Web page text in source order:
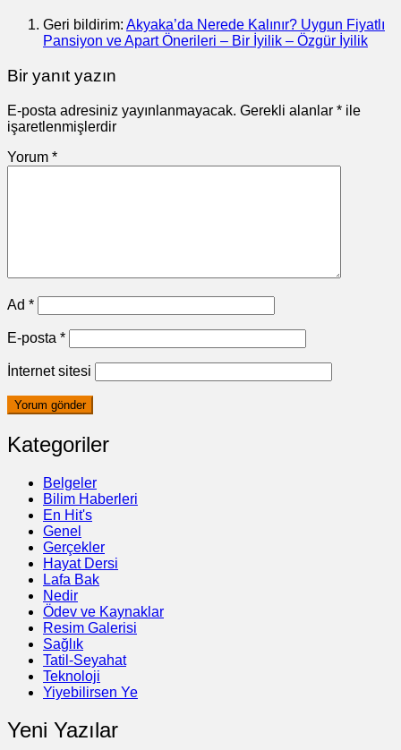
Geri bildirim: Akyaka’da Nerede Kalınır? Uygun Fiyatlı
Pansiyon ve Apart Önerileri – Bir İyilik – Özgür İyilik
Bir yanıt yazın
E-posta adresiniz yayınlanmayacak. Gerekli alanlar * ile
işaretlenmişlerdir
Yorum *
Ad *
E-posta *
İnternet sitesi
Kategoriler
Belgeler
Bilim Haberleri
En Hit's
Genel
Gerçekler
Hayat Dersi
Lafa Bak
Nedir
Ödev ve Kaynaklar
Resim Galerisi
Sağlık
Tatil-Seyahat
Teknoloji
Yiyebilirsen Ye
Yeni Yazılar